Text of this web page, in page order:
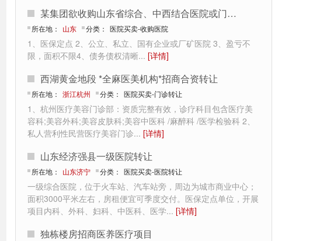
某集团欲收购山东省综合、中西结合医院或门诊部
所在地： 山东 分类： 医院买卖-收购医院
1、医保定点 2、公立、私立、国有企业或厂矿医院 3、盈亏不
限，面积不限4、债务债权清晰... [详情]
西湖黄金地段 *全麻医美机构*招商合资转让
所在地： 浙江杭州 分类： 医院买卖-门诊转让
1、杭州医疗美容门诊部：资质完整有效，诊疗科目包含医疗美
容科;美容外科;美容皮肤科;美容中医科 /麻醉科 /医学检验科 2、
私人营利性民营医疗美容门诊... [详情]
山东经济强县一级医院转让
所在地： 山东济宁 分类： 医院买卖-医院转让
一级综合医院，位于火车站、汽车站旁，周边为城市商业中心；
面积3000平米左右，房租便宜可季度交付。医保定点单位，开展
项目内科、外科、妇科、中医科、医学... [详情]
独栋楼房招商医养医疗项目